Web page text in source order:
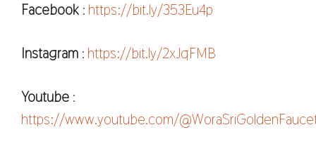
Facebook : https://bit.ly/353Eu4p
Instagram : https://bit.ly/2xJqFMB
Youtube :
https://www.youtube.com/